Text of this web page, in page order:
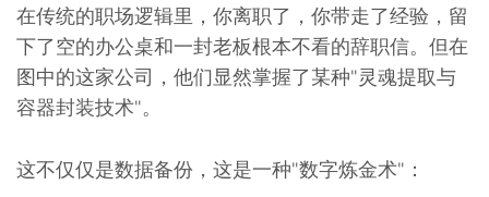
在传统的职场逻辑里，你离职了，你带走了经验，留
下了空的办公桌和一封老板根本不看的辞职信。但在
图中的这家公司，他们显然掌握了某种"灵魂提取与
容器封装技术"。
这不仅仅是数据备份，这是一种"数字炼金术"：